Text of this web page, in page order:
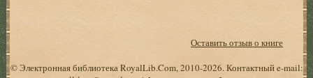
Оставить отзыв о книге
© Электронная библиотека RoyalLib.Com, 2010-2026. Контактный e-mail: